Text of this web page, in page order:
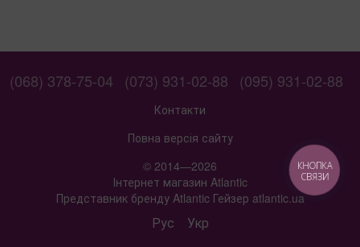
ТЕН служить довше.
Якщо потрібен сухий ТЕН: переваги та
обмеження
чисток, заміна рідша. Мокрий ТЕН дешевший спочатку, але
чистити доводиться частіше. У жорсткій воді сухий виграє.
легше в обслуговуванні для дачі.
Для яких умов підходить прямокутна форма
бойлера
Прямокутна форма влізає у вузький простір під мийкою чи
(068) 378-75-04 (073) 931-02-88 (095) 931-02-88
Контакти
Повна версія сайту
© 2014—2026
Інтернет магазин Atlantic
Представник бренду Atlantic Гейзер atlantic.ua
Рус Укр
КНОПКА
СВЯЗИ